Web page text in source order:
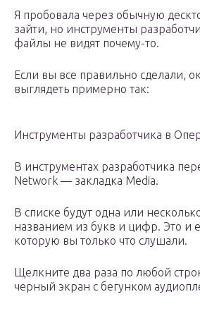
Я пробовала через обычную
зайти, но инструменты
файлы не видят почему-то.
Если вы все правильно сделали,
выглядеть примерно так:
Инструменты разработчика в
В инструментах разработчика
Network — закладка Media.
В списке будут одна или
названием из букв и цифр. Это и
которую вы только что слушали.
Щелкните два раза по любой
черный экран с бегунком